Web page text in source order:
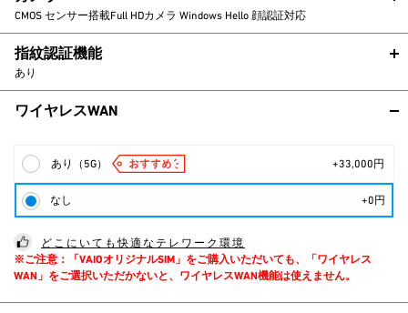
CMOS センサー搭載Full HDカメラ Windows Hello 顔認証対応
指紋認証機能
あり
ワイヤレスWAN
あり（5G） +33,000円
なし +0円
どこにいても快適なテレワーク環境
※ご注意：「VAIOオリジナルSIM」をご購入いただいても、「ワイヤレス
WAN」をご選択いただかないと、ワイヤレスWAN機能は使えません。